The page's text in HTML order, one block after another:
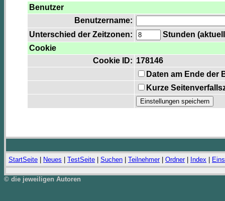
Benutzer
Benutzername:
Unterschied der Zeitzonen:
Stunden
Cookie
Cookie ID: 178146
Daten am Ende der
Kurze
StartSeite Neues TestSeite Suchen Teilnehmer| Ordner| Index
© die jeweiligen Autoren